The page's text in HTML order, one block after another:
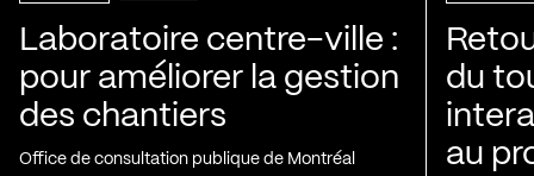
Laboratoire centre-ville :
pour améliorer la gestion
des chantiers
Office de consultation publique de Montréal
du
au